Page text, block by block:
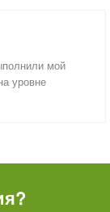
мой
уровне